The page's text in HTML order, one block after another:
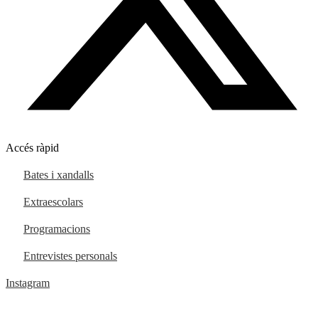
Accés ràpid
Bates i xandalls
Extraescolars
Programacions
Entrevistes personals
Instagram